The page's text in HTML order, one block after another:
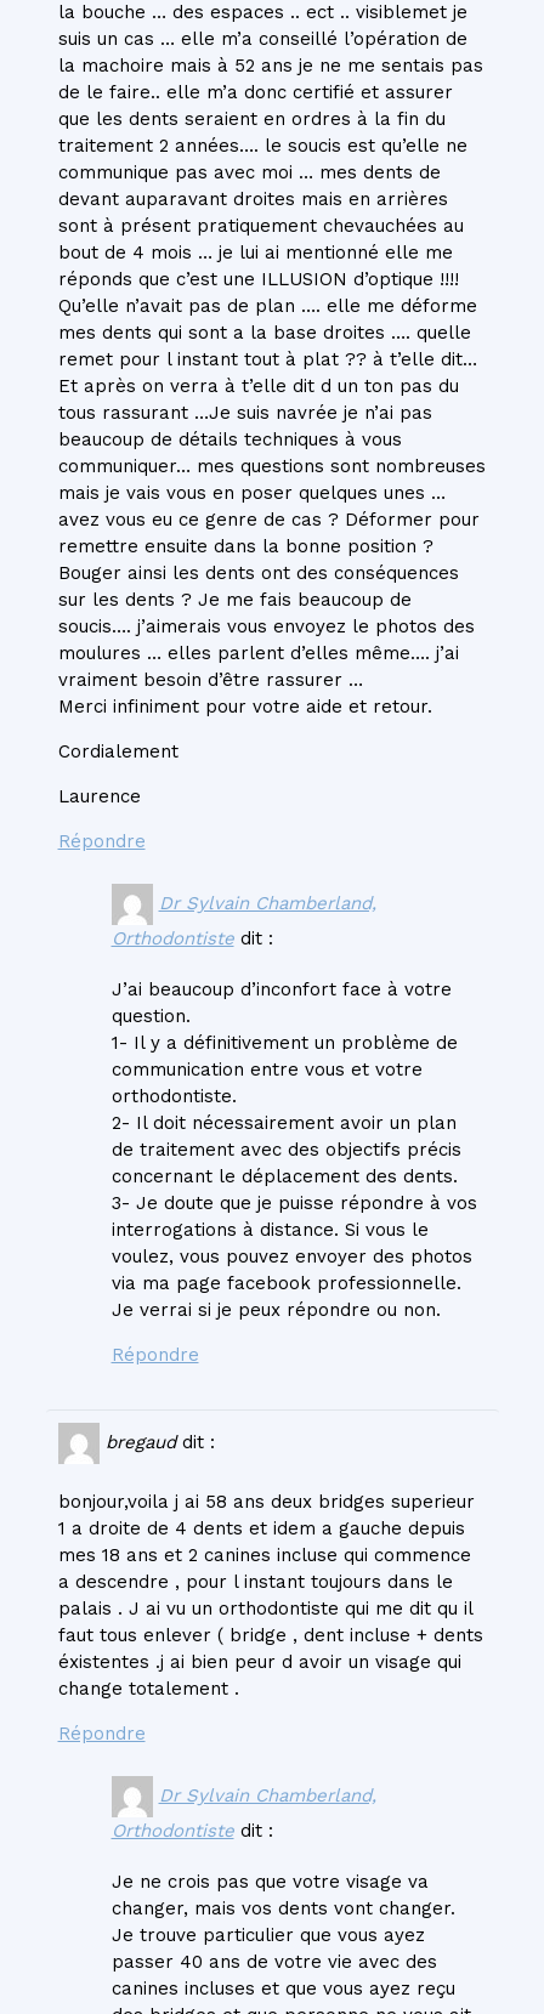
la bouche … des espaces .. ect .. visiblemet je
suis un cas … elle m’a conseillé l’opération de
la machoire mais à 52 ans je ne me sentais pas
de le faire.. elle m’a donc certifié et assurer
que les dents seraient en ordres à la fin du
traitement 2 années…. le soucis est qu’elle ne
communique pas avec moi … mes dents de
devant auparavant droites mais en arrières
sont à présent pratiquement chevauchées au
bout de 4 mois … je lui ai mentionné elle me
réponds que c’est une ILLUSION d’optique !!!!
Qu’elle n’avait pas de plan …. elle me déforme
mes dents qui sont a la base droites …. quelle
remet pour l instant tout à plat ?? à t’elle dit…
Et après on verra à t’elle dit d un ton pas du
tous rassurant …Je suis navrée je n’ai pas
beaucoup de détails techniques à vous
communiquer… mes questions sont nombreuses
mais je vais vous en poser quelques unes …
avez vous eu ce genre de cas ? Déformer pour
remettre ensuite dans la bonne position ?
Bouger ainsi les dents ont des conséquences
sur les dents ? Je me fais beaucoup de
soucis…. j’aimerais vous envoyez le photos des
moulures … elles parlent d’elles même…. j’ai
vraiment besoin d’être rassurer …
Merci infiniment pour votre aide et retour.
Cordialement
Laurence
Répondre
Dr Sylvain Chamberland,
Orthodontiste dit :
J’ai beaucoup d’inconfort face à votre
question.
1- Il y a définitivement un problème de
communication entre vous et votre
orthodontiste.
2- Il doit nécessairement avoir un plan
de traitement avec des objectifs précis
concernant le déplacement des dents.
3- Je doute que je puisse répondre à vos
interrogations à distance. Si vous le
voulez, vous pouvez envoyer des photos
via ma page facebook professionnelle.
Je verrai si je peux répondre ou non.
Répondre
bregaud dit :
bonjour,voila j ai 58 ans deux bridges superieur
1 a droite de 4 dents et idem a gauche depuis
mes 18 ans et 2 canines incluse qui commence
a descendre , pour l instant toujours dans le
palais . J ai vu un orthodontiste qui me dit qu il
faut tous enlever ( bridge , dent incluse + dents
éxistentes .j ai bien peur d avoir un visage qui
change totalement .
Répondre
Dr Sylvain Chamberland,
Orthodontiste dit :
Je ne crois pas que votre visage va
changer, mais vos dents vont changer.
Je trouve particulier que vous ayez
passer 40 ans de votre vie avec des
canines incluses et que vous ayez reçu